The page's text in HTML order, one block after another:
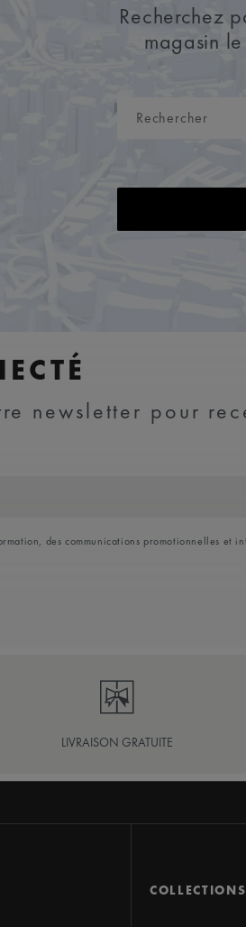
Recherchez
magasin
newsletter pour
des communications promotionnelles et
LIVRAISON GRATUITE
COLLECTIONS